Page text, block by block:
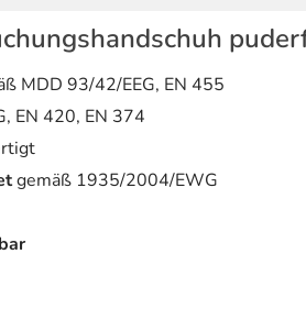
MDD 93/42/EEG, EN 455
EN 420, EN 374
gemäß 1935/2004/EWG